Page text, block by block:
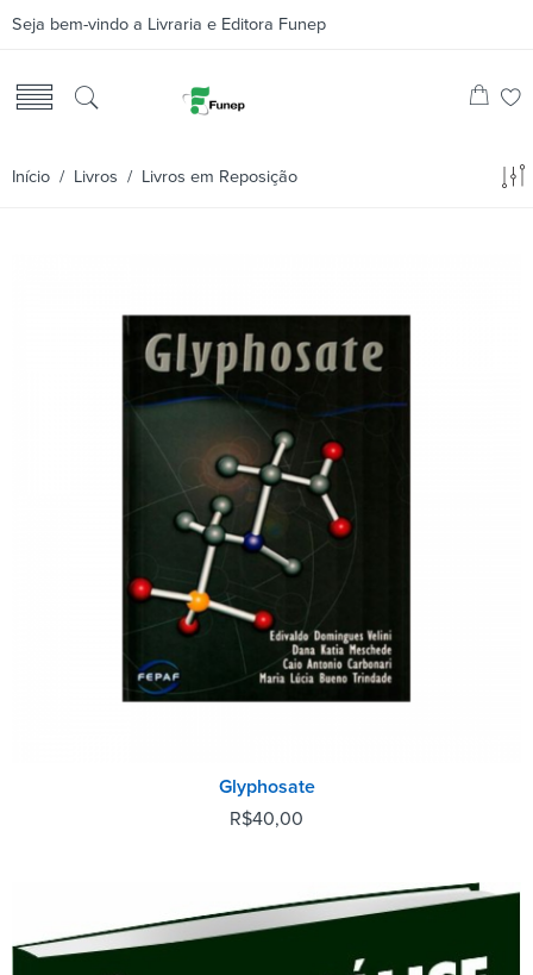
Seja bem-vindo a Livraria e Editora Funep
Início / Livros / Livros em Reposição
Glyphosate
R$40,00